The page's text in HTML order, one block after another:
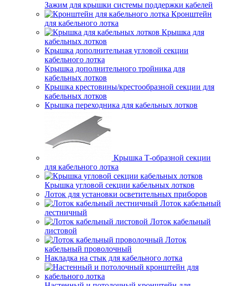
Зажим для крышки системы поддержки кабелей
Кронштейн
для кабельного лотка
Крышка для
кабельных лотков
Крышка дополнительная угловой секции
кабельного лотка
Крышка дополнительного тройника для
кабельных лотков
Крышка крестовины/крестообразной секции для
кабельных лотков
Крышка переходника для кабельных лотков
Крышка Т-образной секции
для кабельного лотка
Крышка угловой секции кабельных лотков
Лоток для установки осветительных приборов
Лоток кабельный
лестничный
Лоток кабельный
листовой
Лоток
кабельный проволочный
Накладка на стык для кабельного лотка